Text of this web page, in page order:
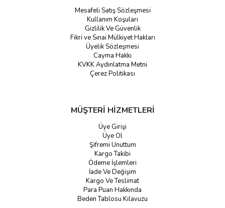
Mesafeli Satış Sözleşmesi
Kullanım Koşuları
Gizlilik Ve Güvenlik
Fikri ve Sınai Mülkiyet Hakları
Üyelik Sözleşmesi
Cayma Hakkı
KVKK Aydınlatma Metni
Çerez Politikası
MÜŞTERİ HİZMETLERİ
Üye Girişi
Üye Ol
Şifremi Unuttum
Kargo Takibi
Ödeme İşlemleri
İade Ve Değişim
Kargo Ve Teslimat
Para Puan Hakkında
Beden Tablosu Kılavuzu